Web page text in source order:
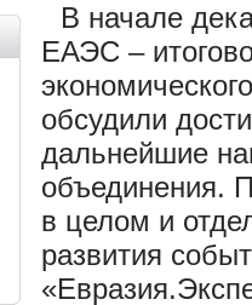
В начале
ЕАЭС –
обсудили
дальнейшие
объединения.
в целом и
развития